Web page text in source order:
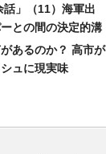
」（11）海軍出
との間の決定的溝
あるのか？ 高市が
ュに現実味